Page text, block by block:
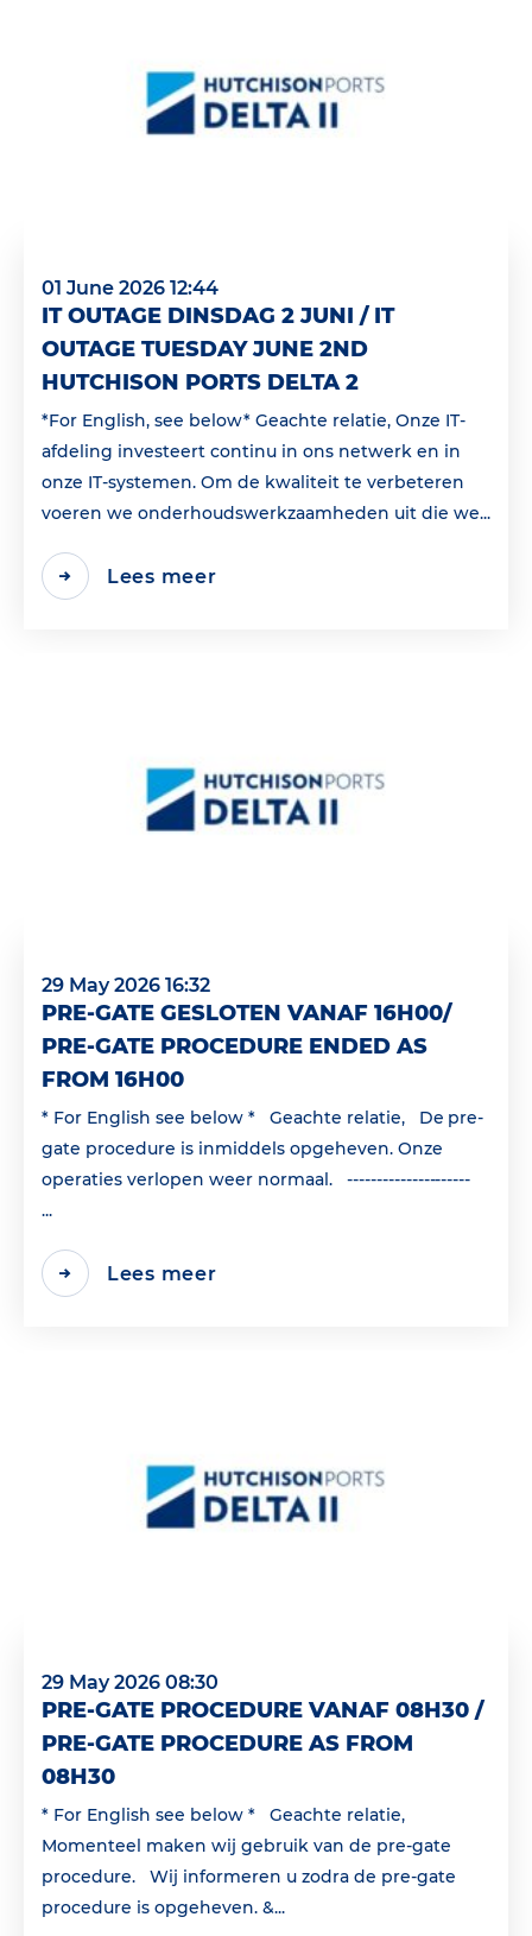
01 June 2026 12:44
IT OUTAGE DINSDAG 2 JUNI / IT
OUTAGE TUESDAY JUNE 2ND
HUTCHISON PORTS DELTA 2
*For English, see below* Geachte relatie, Onze IT-
afdeling investeert continu in ons netwerk en in
onze IT-systemen. Om de kwaliteit te verbeteren
voeren we onderhoudswerkzaamheden uit die we...
Lees meer
29 May 2026 16:32
PRE-GATE GESLOTEN VANAF 16H00/
PRE-GATE PROCEDURE ENDED AS
FROM 16H00
* For English see below * Geachte relatie, De pre-
gate procedure is inmiddels opgeheven. Onze
operaties verlopen weer normaal. ---------------------
...
Lees meer
29 May 2026 08:30
PRE-GATE PROCEDURE VANAF 08H30 /
PRE-GATE PROCEDURE AS FROM
08H30
* For English see below * Geachte relatie,
Momenteel maken wij gebruik van de pre-gate
procedure. Wij informeren u zodra de pre-gate
procedure is opgeheven. &...